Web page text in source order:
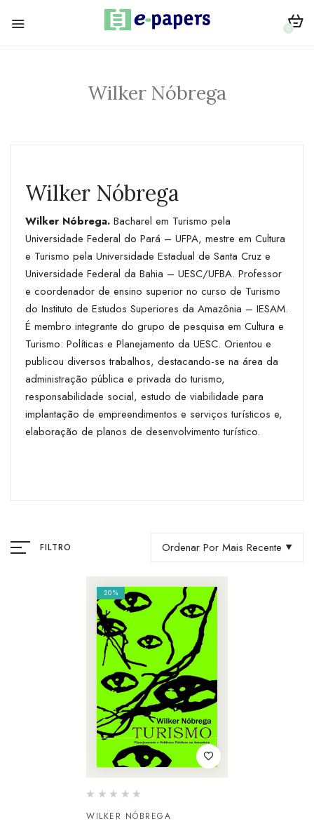
0
Wilker Nóbrega
Wilker Nóbrega
Wilker Nóbrega. Bacharel em Turismo pela
Universidade Federal do Pará – UFPA, mestre em Cultura
e Turismo pela Universidade Estadual de Santa Cruz e
Universidade Federal da Bahia – UESC/UFBA. Professor
e coordenador de ensino superior no curso de Turismo
do Instituto de Estudos Superiores da Amazônia – IESAM.
É membro integrante do grupo de pesquisa em Cultura e
Turismo: Políticas e Planejamento da UESC. Orientou e
publicou diversos trabalhos, destacando-se na área da
administração pública e privada do turismo,
responsabilidade social, estudo de viabilidade para
implantação de empreendimentos e serviços turísticos e,
elaboração de planos de desenvolvimento turístico.
FILTRO Ordenar Por Mais Recente
20%
WILKER NÓBREGA